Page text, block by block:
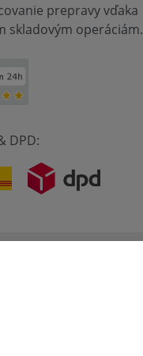
prepravy vďaka
skladovým operáciám.
DPD: